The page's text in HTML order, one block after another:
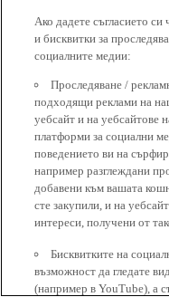
Ако дадете съгласието
и бисквитки за
социалните медии:
Проследяване /
подходящи реклами на
уебсайт и на уебсайтове
платформи за социални
поведението ви на
например разглеждани
добавени към вашата
сте закупили, и на
интереси, получени от
Бисквитките на
възможност да гледате
(например в YouTube), а